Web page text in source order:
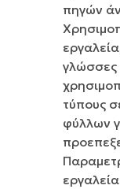
πηγών
γλώσσες
τύπους
φύλλων